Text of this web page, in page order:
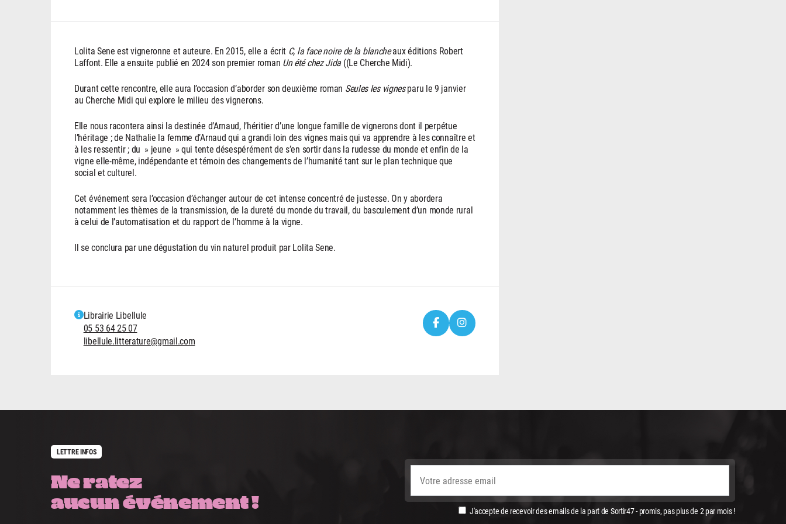
Lolita Sene est vigneronne et auteure. En 2015, elle a écrit C, la face noire de la blancheaux éditions Robert
Laffont. Elle a ensuite publié en 2024 son premier roman Un été chez Jida((Le Cherche Midi).
Durant cette rencontre, elle aura l’occasion d’aborder son deuxième roman Seules les vignesparu le 9 janvier
au Cherche Midi qui explore le milieu des vignerons.
Elle nous racontera ainsi la destinée d’Arnaud, l’héritier d’une longue famille de vignerons dont il perpétue
l’héritage ; de Nathalie la femme d’Arnaud qui a grandi loin des vignes mais qui va apprendre à les connaître et
à les ressentir ; du » jeune » qui tente désespérément de s’en sortir dans la rudesse du monde et enfin de la
vigne elle-même, indépendante et témoin des changements de l’humanité tant sur le plan technique que
social et culturel.
Cet événement sera l’occasion d’échanger autour de cet intense concentré de justesse. On y abordera
notamment les thèmes de la transmission, de la dureté du monde du travail, du basculement d’un monde rural
à celui de l’automatisation et du rapport de l’homme à la vigne.
Il se conclura par une dégustation du vin naturel produit par Lolita Sene.
Librairie Libellule
05 53 64 25 07
libellule.litterature@gmail.com
LETTRE INFOS
Ne ratez
aucun événement !
J'accepte de recevoir des emails de la part de Sortir47 - promis, pas plus de 2 par mois !